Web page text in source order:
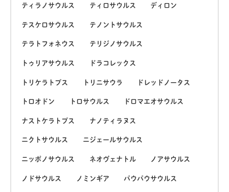
ティラノサウルス ティロサウルス ディロン
テスケロサウルス テノントサウルス
テラトフォネウス テリジノサウルス
トゥリアサウルス ドラコレックス
トリケラトプス トリニサウラ ドレッドノータス
トロオドン トロサウルス ドロマエオサウルス
ナストケラトプス ナノティラヌス
ニクトサウルス ニジェールサウルス
ニッポノサウルス ネオヴェナトル ノアサウルス
ノドサウルス ノミンギア パウパウサウルス